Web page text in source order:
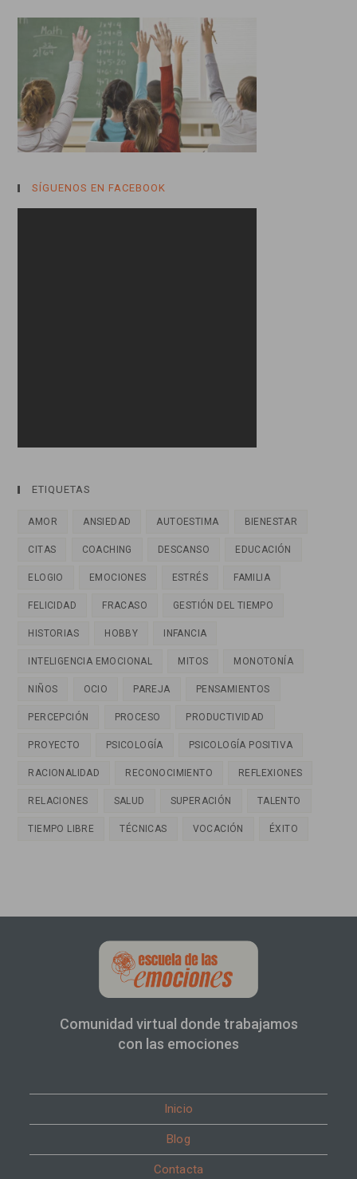
SÍGUENOS EN FACEBOOK
ETIQUETAS
AMOR ANSIEDAD AUTOESTIMA BIENESTAR
CITAS COACHING DESCANSO EDUCACIÓN
ELOGIO EMOCIONES ESTRÉS FAMILIA
FELICIDAD FRACASO GESTIÓN DEL TIEMPO
HISTORIAS HOBBY INFANCIA
INTELIGENCIA EMOCIONAL MITOS MONOTONÍA
NIÑOS OCIO PAREJA PENSAMIENTOS
PERCEPCIÓN PROCESO PRODUCTIVIDAD
PROYECTO PSICOLOGÍA PSICOLOGÍA POSITIVA
RACIONALIDAD RECONOCIMIENTO REFLEXIONES
RELACIONES SALUD SUPERACIÓN TALENTO
TIEMPO LIBRE TÉCNICAS VOCACIÓN ÉXITO
Comunidad virtual donde trabajamos
con las emociones
Inicio
Blog
Contacta